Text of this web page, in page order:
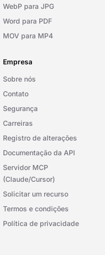
WebP para JPG
Word para PDF
MOV para MP4
Empresa
Sobre nós
Contato
Segurança
Carreiras
Registro de alterações
Documentação da API
Servidor MCP
(Claude/Cursor)
Solicitar um recurso
Termos e condições
Política de privacidade